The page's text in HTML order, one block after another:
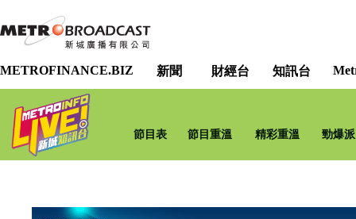
METROFINANCE.BIZ 新聞 財經台 知訊台
節目表 節目重溫 精彩重溫 勁爆